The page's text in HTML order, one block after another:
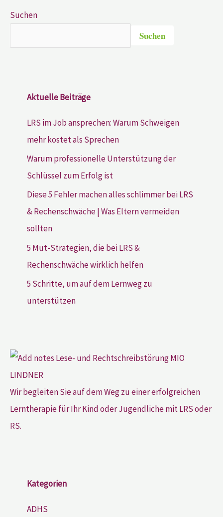
Suchen
Suchen
Aktuelle Beiträge
LRS im Job ansprechen: Warum Schweigen
mehr kostet als Sprechen
Warum professionelle Unterstützung der
Schlüssel zum Erfolg ist
Diese 5 Fehler machen alles schlimmer bei LRS
& Rechenschwäche | Was Eltern vermeiden
sollten
5 Mut-Strategien, die bei LRS &
Rechenschwäche wirklich helfen
5 Schritte, um auf dem Lernweg zu
unterstützen
Wir begleiten Sie auf dem Weg zu einer erfolgreichen
Lerntherapie für Ihr Kind oder Jugendliche mit LRS oder
RS.
Kategorien
ADHS